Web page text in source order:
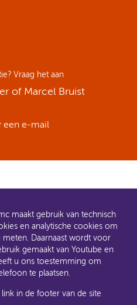
Vraag het aan
of Marcel Bruist
een e-mail
samen Amsterdam UMC.
websites: steeds meer
en
maakt gebruik van technisch
en analytische cookies om
Daarnaast wordt voor
gemaakt van Youtube en
u ons toestemming om
te plaatsen.
in de footer van de site